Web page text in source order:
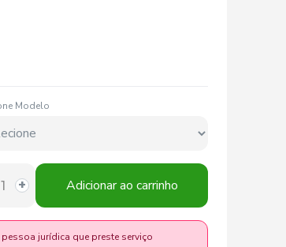
Modelo
+ Adicionar ao carrinho
jurídica que preste serviço